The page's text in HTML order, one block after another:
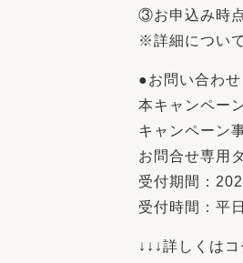
③お申込み時
※詳細につい
●お問い合わせ
本キャンペー
キャンペーン
お問合せ専用
受付期間：
受付時間：平
↓↓↓詳しくは